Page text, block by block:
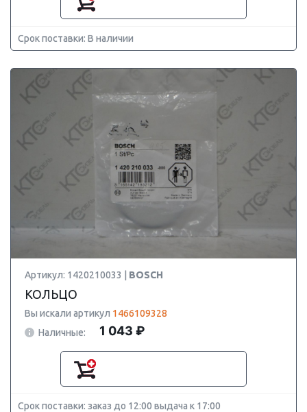
Срок поставки: В наличии
Артикул: 1420210033 | BOSCH
КОЛЬЦО
Вы искали артикул 1466109328
Наличные:
1 043 ₽
Срок поставки: заказ до 12:00 выдача к 17:00